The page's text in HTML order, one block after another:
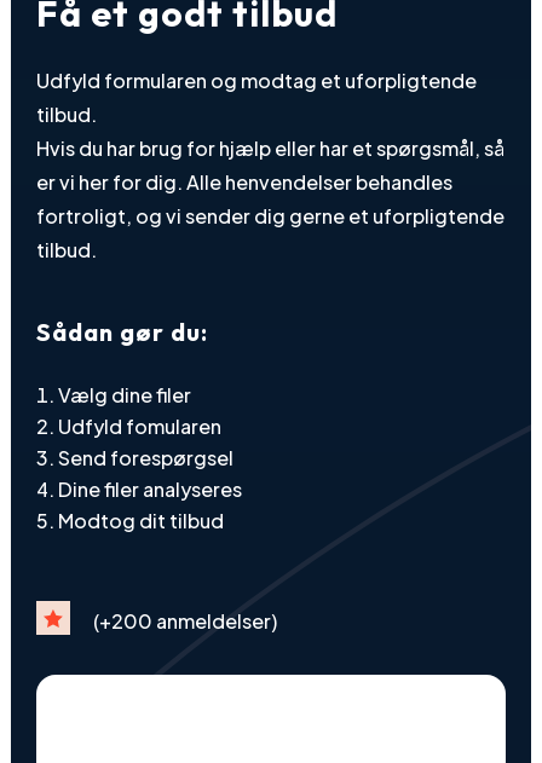
Få et godt tilbud
Udfyld formularen og modtag et uforpligtende
tilbud.
Hvis du har brug for hjælp eller har et spørgsmål, så
er vi her for dig. Alle henvendelser behandles
fortroligt, og vi sender dig gerne et uforpligtende
tilbud.
Sådan gør du:
Vælg dine filer
Udfyld fomularen
Send forespørgsel
Dine filer analyseres
Modtog dit tilbud
 (+200 anmeldelser)